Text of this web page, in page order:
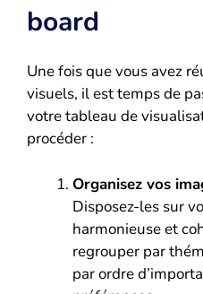
board
Une fois que vous avez
visuels, il est temps de
votre tableau de
procéder :
Organisez vos
Disposez-les sur
harmonieuse et
regrouper par
par ordre